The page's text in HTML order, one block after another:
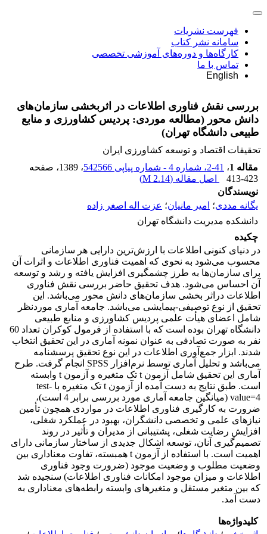
فهرست نشریات
سامانه نشر کتاب
کارگاه‌ها و دوره‌های آموزشی تخصصی
تماس با ما
English
بررسی نقش فناوری اطلاعات در اثربخشی سازمان‌های
دانش محور (مطالعه موردی: پردیس کشاورزی و منابع
طبیعی دانشگاه تهران)
تحقیقات اقتصاد و توسعه کشاورزی ایران
مقاله 1
، 41-2، شماره 4 - شماره پیاپی 542566 ، 1389
، صفحه
413-423
اصل مقاله (2.14 M
)
نویسندگان
یگانه مددی؛ امیر مانیان؛ عزت اله اصغر زاده
دانشکده مدیریت دانشگاه تهران
چکیده
در دنیای کنونی اطلاعات با ارزش‌ترین دارایی هر سازمانی
محسوب می‌شود به نحوی که اهمیت فناوری اطلاعات و اثرات آن
برای سازمان‌ها به طرز چشمگیری افزایش یافته و رشد و توسعه
آن احساس می‌شود. هدف تحقیق حاضر بررسی نقش فناوری
اطلاعات دراثر بخشی سازمان‌های دانش محور می‌باشد. این
تحقیق از نوع توصیفی-پیمایشی می‌باشد. جامعه آماری موردنظر
شامل اعضای هیأت علمی پردیس کشاورزی و منابع طبیعی
دانشگاه تهران بوده است که با استفاده از فرمول کوکران تعداد 60
نفر به صورت تصادفی به عنوان نمونه آماری در این تحقیق انتخاب
شدند. ابزار جمع‌آوری اطلاعات در این نوع تحقیق پرسشنامه
می‌باشد و تحلیل آماری توسط نرم‌افزار SPSS انجام گرفت. طرح
آماری این تحقیق شامل آزمون t تک متغیره و آزمون t وابسته
است. طبق نتایج به دست آمده از آزمون t تک متغیره با test-
value=4 (میانگین جامعه آماری مورد بررسی برابر 4 است)،
ضرورت به کارگیری فناوری اطلاعات در مواردی همچون تأمین
نیازهای علمی و تخصصی دانشگران، بهبود در عملکرد شغلی،
افزایش رضایت شغلی، پشتیبانی از مدیران و تأثیر در روند
تصمیم‌گیری آنان، توسعه اشکال جدیدی از ساختار سازمانی دارای
اهمیت است. با استفاده از آزمون t همبسته، تفاوت معناداری بین
وضعیت مطلوب و وضعیت موجود (ضرورت وجود فناوری
اطلاعات و میزان موجود امکانات فناوری اطلاعات) سنجیده شد
که بین متغیر مستقل و متغیر‌های وابسته رابطه‌های معناداری به
دست آمد.
کلیدواژه‌ها